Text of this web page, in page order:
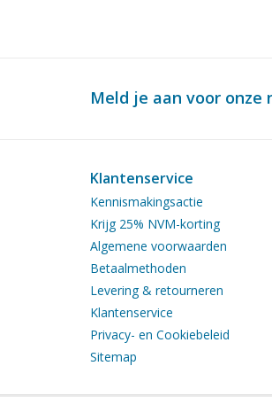
Meld je aan voor onze
Klantenservice
Kennismakingsactie
Krijg 25% NVM-korting
Algemene voorwaarden
Betaalmethoden
Levering & retourneren
Klantenservice
Privacy- en Cookiebeleid
Sitemap